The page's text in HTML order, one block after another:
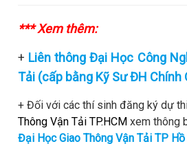
*** Xem thêm:
+ Liên thông Đại Học Công
Tải (cấp bằng Kỹ Sư ĐH Chính
+ Đối với các thí sinh đăng ký dự
Thông Vận Tải TP.HCM xem thông
Đại Học Giao Thông Vận Tải TP